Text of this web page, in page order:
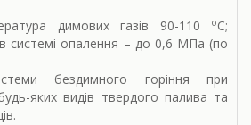
димових газів 90-110
оС;
системі опалення – до 0,6 МПа (по
бездимного горіння при
яких видів твердого палива та